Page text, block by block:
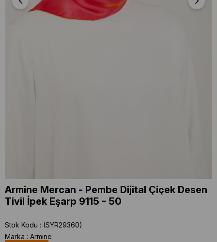
Armine Mercan - Pembe Dijital Çiçek Desen
Tivil İpek Eşarp 9115 - 50
Stok Kodu
(SYR29360)
Marka : Armine